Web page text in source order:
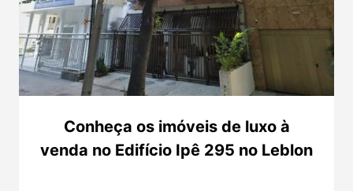
Conheça os imóveis de luxo à
venda no Edifício Ipê 295 no Leblon